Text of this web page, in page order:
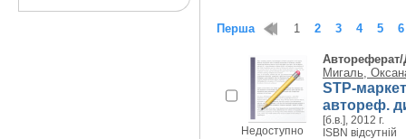
Перша 1 2 3 4 5 6
Недоступно
Автореферат/
Мигаль,
STP-
автореф.
[б.в.], 2012 г.
ISBN відсутній